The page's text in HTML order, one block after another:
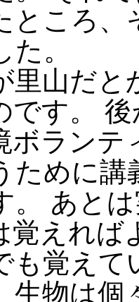
ところ、
。
山だと
です。
ボランテ
ために講
。 あと
覚えれば
も覚えて
生物は